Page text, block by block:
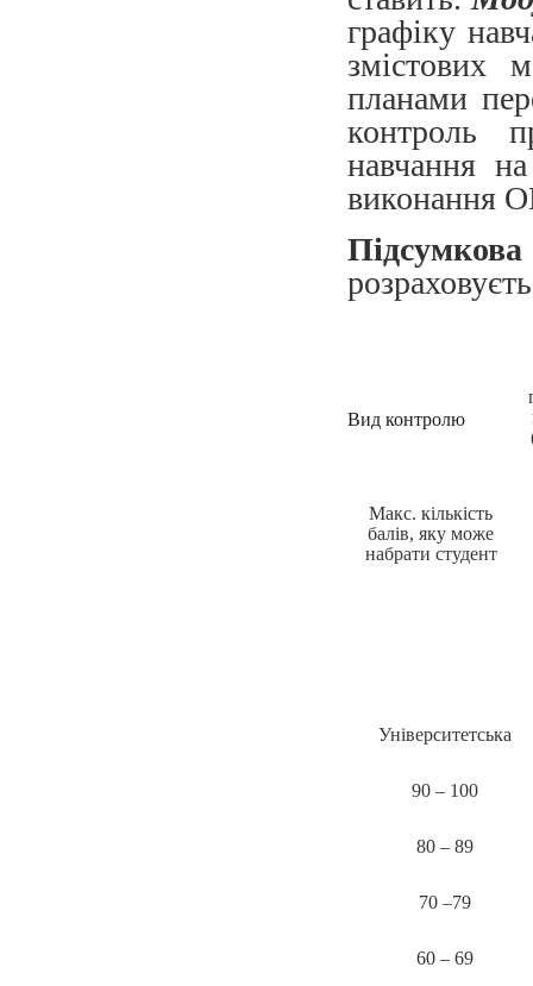
графіку
змістових
планами
контроль
навчання
виконання
Вид контролю
Макс. кількість
балів, яку може
набрати студент
Університетська
90 – 100
80 – 89
70 –79
60 – 69